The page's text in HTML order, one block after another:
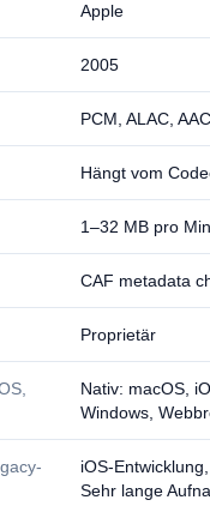
Apple
2005
PCM, ALAC,
Hängt vom
1–32 MB pro
CAF metadata
Proprietär
Nativ: macOS,
Windows,
iOS-
Sehr lange